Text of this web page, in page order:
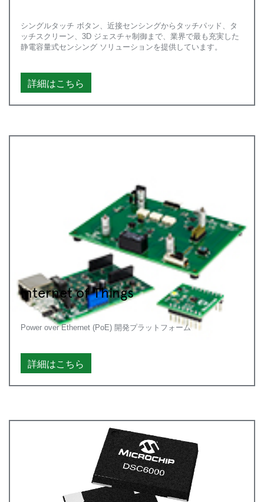
シングルタッチ ボタン、近接センシングからタッチパッド、タ
ッチスクリーン、3D ジェスチャ制御まで、業界で最も充実した
静電容量式センシング ソリューションを提供しています。
詳細はこちら
Internet of Things
Power over Ethernet (PoE) 開発プラットフォーム
詳細はこちら